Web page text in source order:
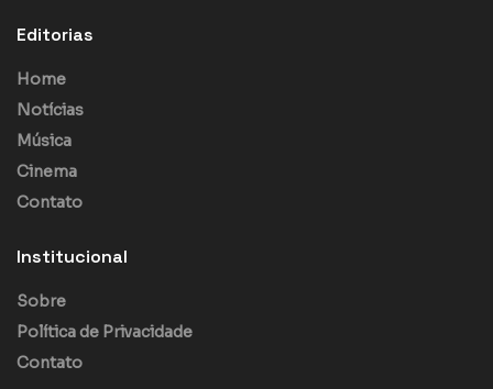
Editorias
Home
Notícias
Música
Cinema
Contato
Institucional
Sobre
Política de Privacidade
Contato